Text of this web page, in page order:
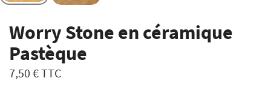
Worry Stone en céramique
Pastèque
7,50 €TTC